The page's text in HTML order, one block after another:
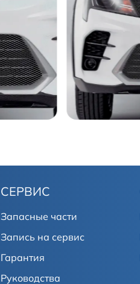
СЕРВИС
Запасные части
Запись на сервис
Гарантия
Руководства